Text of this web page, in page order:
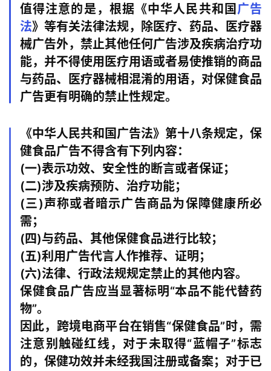
网
址
大
全
关
于
值得注意的是，根据《中华人民共和国 广告
法》等有关法律法规，除医疗、药品、医疗器
械广告外，禁止其他任何广告涉及疾病治疗功
能，并不得使用医疗用语或者易使推销的商品
与药品、医疗器械相混淆的用语，对保健食品
广告更有明确的禁止性规定。
《中华人民共和国广告法》第十八条规定，保
健食品广告不得含有下列内容：
(一)表示功效、安全性的断言或者保证；
(二)涉及疾病预防、治疗功能；
(三)声称或者暗示广告商品为保障健康所必
需；
(四)与药品、其他保健食品进行比较；
(五)利用广告代言人作推荐、证明；
(六)法律、行政法规规定禁止的其他内容。
保健食品广告应当显著标明“本品不能代替药
物”。
因此，跨境电商平台在销售“保健食品”时，需
注意别触碰红线，对于未取得“蓝帽子”标志
的，保健功效并未经我国注册或备案；对于已